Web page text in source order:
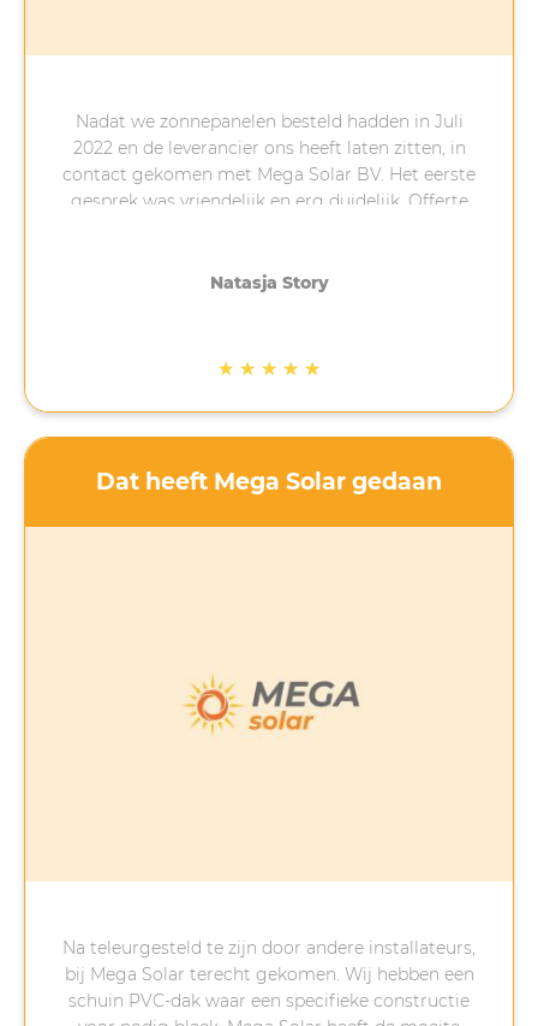
Nadat we zonnepanelen besteld hadden in Juli
2022 en de leverancier ons heeft laten zitten, in
contact gekomen met Mega Solar BV. Het eerste
gesprek was vriendelijk en erg duidelijk. Offerte
met de zonnepanelen. Hele vriendelijke mannen,
die zonder te klagen in de sneeuw en kou
lagen de panelen op het dak en functioneerde
het naar behoren.
proces te makkelijk en te mooi voor woorden
Natasja Story
★ ★ ★ ★ ★
Dat heeft Mega Solar gedaan
Na teleurgesteld te zijn door andere installateurs,
bij Mega Solar terecht gekomen. Wij hebben een
schuin PVC-dak waar een specifieke constructie